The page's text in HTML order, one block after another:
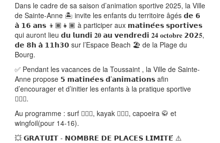
Dans le cadre de sa saison d’animation sportive 2025, la Ville
de Sainte-Anne 🏝️ invite les enfants du territoire âgés 𝗱𝗲 𝟲
𝗮̀ 𝟭𝟲 𝗮𝗻𝘀 👦🏾👧🏾 à participer aux 𝗺𝗮𝘁𝗶𝗻𝗲́𝗲𝘀 𝘀𝗽𝗼𝗿𝘁𝗶𝘃𝗲𝘀
qui auront lieu 𝗱𝘂 𝗹𝘂𝗻𝗱𝗶 𝟐𝟎 𝗮𝘂 𝘃𝗲𝗻𝗱𝗿𝗲𝗱𝗶 𝟐𝟒 𝐨𝐜𝐭𝐨𝐛𝐫𝐞 𝟮𝟬𝟮𝟓,
𝗱𝗲 𝟴𝗵 𝗮̀ 𝟭𝟭𝗵𝟯𝟬 sur l’Espace Beach 🏖️ de la Plage du
Bourg.
✅ Pendant les vacances de la Toussaint , la Ville de Sainte-
Anne propose 𝟱 𝗺𝗮𝘁𝗶𝗻𝗲́𝗲𝘀 𝗱’𝗮𝗻𝗶𝗺𝗮𝘁𝗶𝗼𝗻𝘀 afin
d’encourager et d’initier les enfants à la pratique sportive
🤸🏾‍♀️.
Au programme : surf 🏄🏾‍♀️, kayak 🚣🏾‍♀️, capoeira 🥋 et
wingfoil(pour 14-16).
💥 𝗚𝗥𝗔𝗧𝗨𝗜𝗧 - 𝗡𝗢𝗠𝗕𝗥𝗘 𝗗𝗘 𝗣𝗟𝗔𝗖𝗘𝗦 𝗟𝗜𝗠𝗜𝗧𝗘́ ⚠️